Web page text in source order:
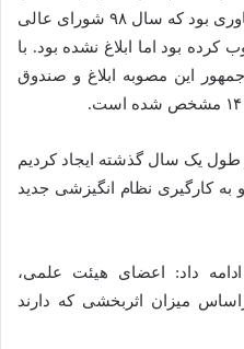
صندوق عالی علوم، تحقیقات و فناوری بود که سال ۹۸ شورای عالی
بود اما ابلاغ نشده بود. با
این مصوبه ابلاغ و صندوق
طول یک سال گذشته ایجاد کردیم
کارگیری نظام انگیزشی جدید
داد: اعضای هیئت علمی،
میزان اثربخشی که دارند